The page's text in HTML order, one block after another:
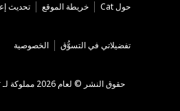
حول Cat خريطة الموقع تحديث
تفضيلاتي في التسوُّق الخصوصية
حقوق النشر © لعام 2026 مملوكة لـ Caterpillar. جميع الحقوق محفوظة